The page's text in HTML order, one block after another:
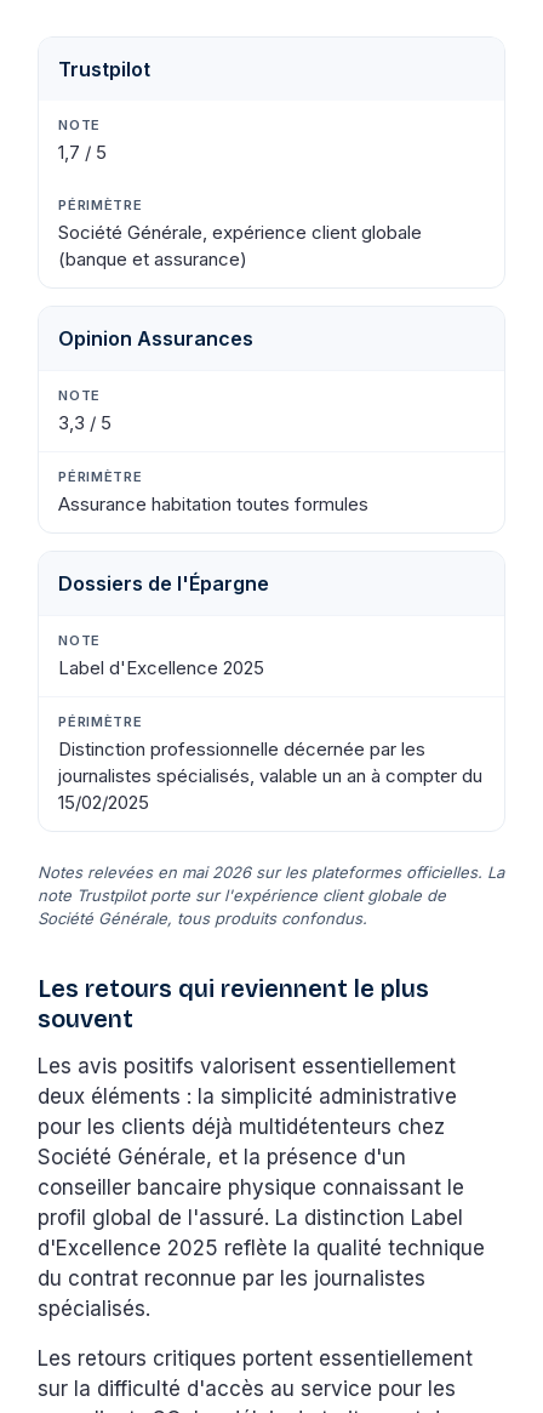
Trustpilot
1,7 / 5
Société Générale, expérience client globale
(banque et assurance)
Opinion Assurances
3,3 / 5
Assurance habitation toutes formules
Dossiers de l'Épargne
Label d'Excellence 2025
Distinction professionnelle décernée par les
journalistes spécialisés, valable un an à compter du
15/02/2025
Notes relevées en mai 2026 sur les plateformes officielles. La
note Trustpilot porte sur l'expérience client globale de
Société Générale, tous produits confondus.
Les retours qui reviennent le plus
souvent
Les avis positifs valorisent essentiellement
deux éléments : la simplicité administrative
pour les clients déjà multidétenteurs chez
Société Générale, et la présence d'un
conseiller bancaire physique connaissant le
profil global de l'assuré. La distinction Label
d'Excellence 2025 reflète la qualité technique
du contrat reconnue par les journalistes
spécialisés.
Les retours critiques portent essentiellement
sur la difficulté d'accès au service pour les